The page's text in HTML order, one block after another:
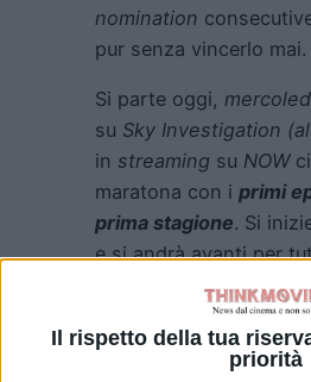
Il rispetto della tua
priorità
nomination
pur senza vincerlo mai.
Si parte oggi,
su Sky Investigation
in streaming su NOWci
maratona con i primi
prima stagione. Si
e si andrà avanti per
115,poi, da
accenderà ilpop up
Investigation Maratone